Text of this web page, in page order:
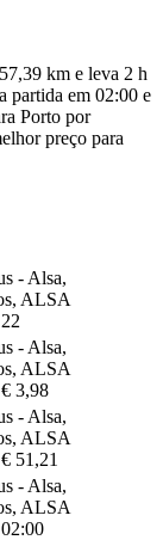
km e leva 2 h
partida em 02:00 e
Porto por
preço para
- Alsa,
ALSA
22
- Alsa,
ALSA
€ 3,98
- Alsa,
ALSA
€ 51,21
- Alsa,
ALSA
02:00